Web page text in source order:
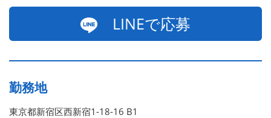
LINEで応募
勤務地
東京都新宿区西新宿1-18-16 B1